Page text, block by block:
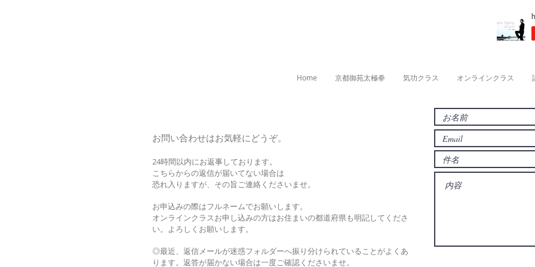
Home 京都御苑太極拳 気功クラス オンラインクラス
お問い合わせはお気軽にどうぞ。
24時間以内にお返事しております。
こちらからの返信が届いてない場合は
恐れ入りますが、その旨ご連絡くださいませ。
お申込みの際はフルネームでお願いします。
オンラインクラスお申し込みの方はお住まいの都道府県も明記してくださ
い。よろしくお願いします。
​◎最近、返信メールが迷惑フォルダーへ振り分けられていることがよくあ
ります。返答が届かない場合は一度ご確認くださいませ。